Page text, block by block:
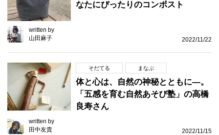
なたにぴったりのコンポスト
written by
山田麻子
2022/11/22
そだてる まなぶ
体と心は、自然の神秘とともに―。
「五感を育む自然あそび塾」の高橋
良寿さん
written by
田中友貴
2022/11/15